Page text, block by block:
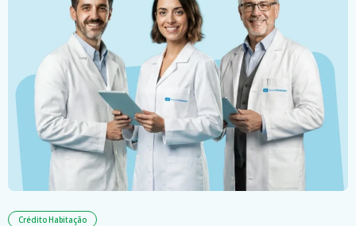
Crédito Habitação